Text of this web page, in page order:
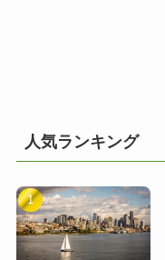
人気ランキング